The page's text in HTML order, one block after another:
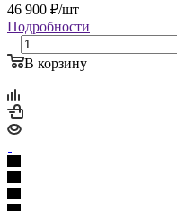
46 900 ₽/шт
Подробности
В корзину